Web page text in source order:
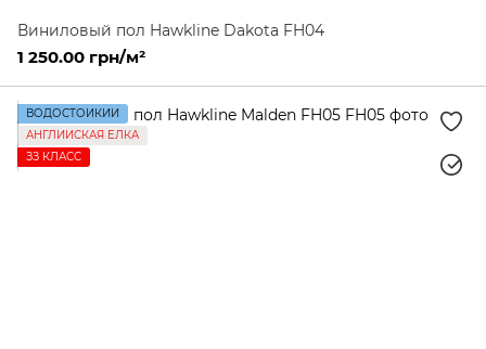
Виниловый пол Hawkline Dakota FH04
1 250.00 грн/м²
ВОДОСТОЙКИЙ
АНГЛИЙСКАЯ ЕЛКА
ЗЗ КЛАСС